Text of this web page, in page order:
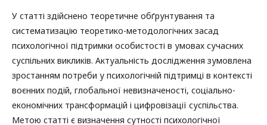
У статті здійснено теоретичне обґрунтування та
систематизацію теоретико-методологічних засад
психологічної підтримки особистості в умовах сучасних
суспільних викликів. Актуальність дослідження зумовлена
зростанням потреби у психологічній підтримці в контексті
воєнних подій, глобальної невизначеності, соціально-
економічних трансформацій і цифровізації суспільства.
Метою статті є визначення сутності психологічної